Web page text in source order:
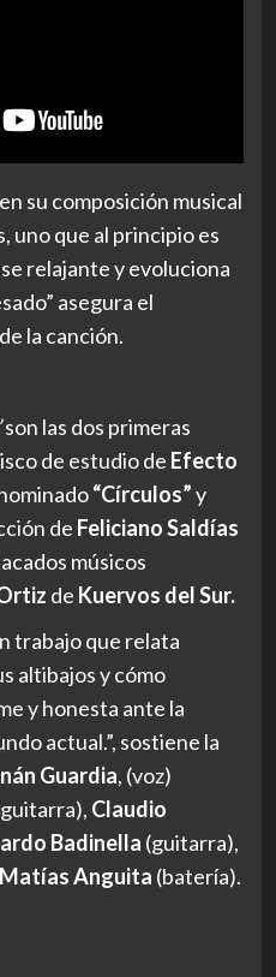
su composición musical
uno que al principio es
relajante y evoluciona
asegura el
la canción.
son las dos primeras
de estudio de Efecto
“Círculos”y
de Feliciano Saldías
músicos
de Kuervos del Sur.
trabajo que relata
altibajos y cómo
y honesta ante la
actual.”, sostiene la
Guardia, (voz)
Claudio
Badinella (guitarra),
Matías Anguita (batería).